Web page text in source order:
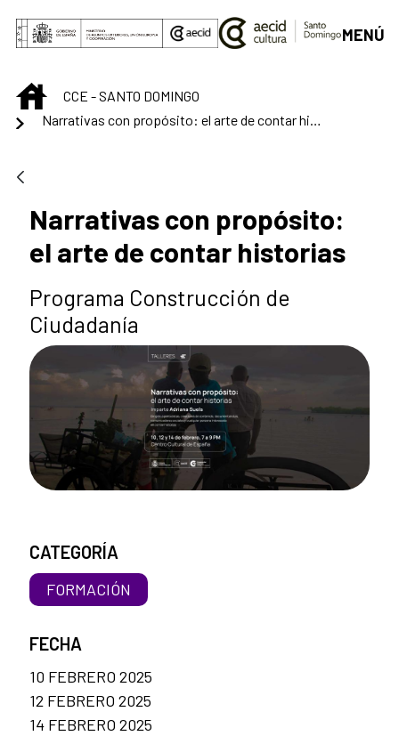
Saltar al contenido principal
MENÚ
INICIOCCE - SANTO DOMINGO
Narrativas con propósito: el arte de contar historias
Narrativas con propósito:
el arte de contar historias
Programa Construcción de
Ciudadanía
CATEGORÍA
FORMACIÓN
FECHA
10 FEBRERO 2025
12 FEBRERO 2025
14 FEBRERO 2025